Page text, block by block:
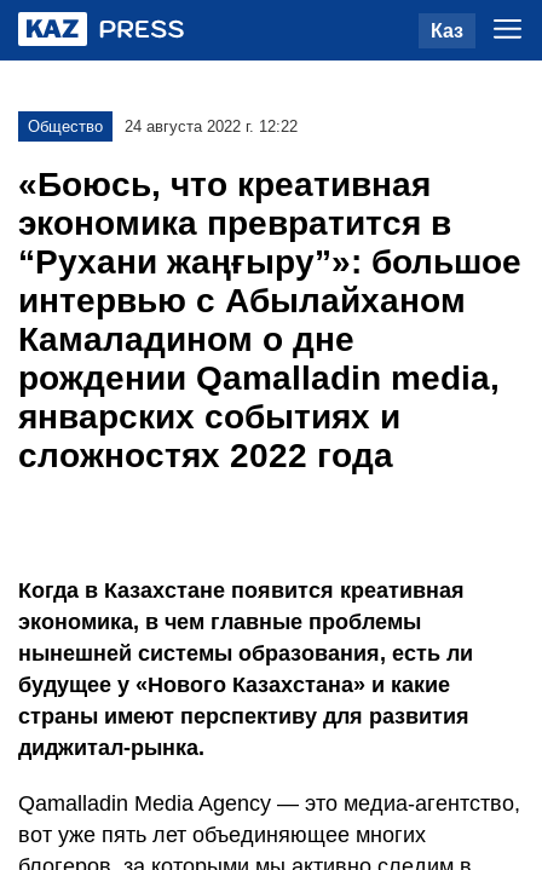
Каз
Общество 24 августа 2022 г. 12:22
«Боюсь, что креативная
экономика превратится в
“Рухани жаңғыру”»: большое
интервью с Абылайханом
Камаладином о дне
рождении Qamalladin media,
январских событиях и
сложностях 2022 года
Когда в Казахстане появится креативная
экономика, в чем главные проблемы
нынешней системы образования, есть ли
будущее у «Нового Казахстана» и какие
страны имеют перспективу для развития
диджитал-рынка.
Qamalladin Media Agency — это медиа-агентство,
вот уже пять лет объединяющее многих